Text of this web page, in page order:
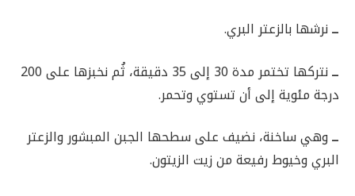
ــنرشها بالزعتر البري.
ــ
نتركها تختمر مدة 30 إلى 35 دقيقة، ثُم نخبزها على 200
درجة مئوية إلى أن تستوي وتحمر.
ــوهي ساخنة، نضيف على سطحها الجبن المبشور والزعتر
البري وخيوط رفيعة من زيت الزيتون.